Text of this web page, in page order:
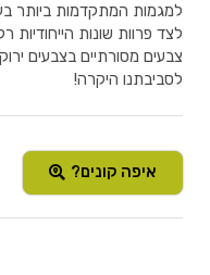
למגמות המתקדמות ביותר
לצד פרוות שונות
צבעים מסורתיים בצבעים
לסביבתנו היקרה!
איפה קונים?